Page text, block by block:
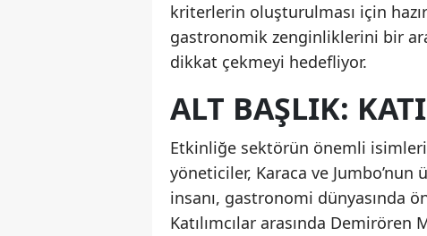
kriterlerin oluşturulması için
gastronomik zenginliklerini bir
dikkat çekmeyi hedefliyor.
ALT BAŞLIK:
Etkinliğe sektörün önemli
yöneticiler, Karaca ve
insanı, gastronomi dünyasında
Katılımcılar arasında Demirören